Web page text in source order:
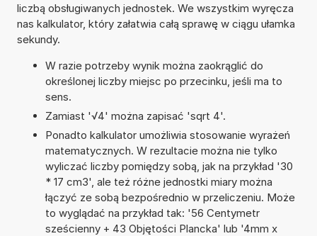
liczbą obsługiwanych jednostek. We wszystkim wyręcza
nas kalkulator, który załatwia całą sprawę w ciągu ułamka
sekundy.
W razie potrzeby wynik można zaokrąglić do
określonej liczby miejsc po przecinku, jeśli ma to
sens.
Zamiast '√4' można zapisać 'sqrt 4'.
Ponadto kalkulator umożliwia stosowanie wyrażeń
matematycznych. W rezultacie można nie tylko
wyliczać liczby pomiędzy sobą, jak na przykład '30
* 17 cm3', ale też różne jednostki miary można
łączyć ze sobą bezpośrednio w przeliczeniu. Może
to wyglądać na przykład tak: '56 Centymetr
sześcienny + 43 Objętości Plancka' lub '4mm x